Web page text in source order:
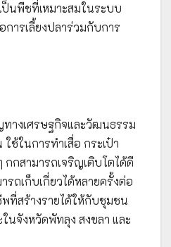
นพืชที่เหมาะสมในระบบ
ารเลี้ยงปลาร่วมกับการ
างเศรษฐกิจและวัฒนธรรม
ช้ในการทำเสื่อ กระเป๋า
กกสามารถเจริญเติบโตได้ดี
ถเก็บเกี่ยวได้หลายครั้งต่อ
ที่สร้างรายได้ให้กับชุมชน
นจังหวัดพัทลุง สงขลา และ